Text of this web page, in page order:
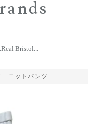
Bristol...
ニットパンツ